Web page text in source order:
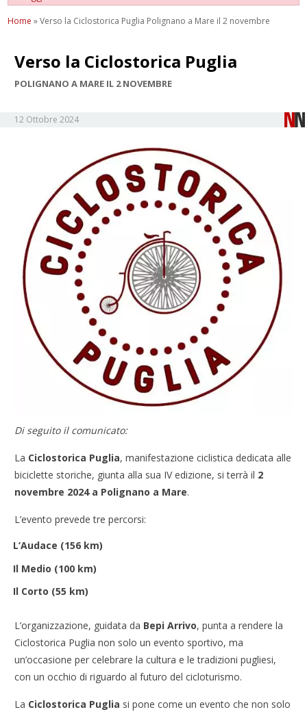
Home »Verso la Ciclostorica Puglia Polignano a Mare il 2 novembre
Verso la Ciclostorica Puglia
POLIGNANO A MARE IL 2 NOVEMBRE
12 Ottobre 2024
Di seguito il comunicato:
La Ciclostorica Puglia, manifestazione ciclistica dedicata alle
biciclette storiche, giunta alla sua IV edizione, si terrà il 2
novembre 2024 a Polignano a Mare.
L’evento prevede tre percorsi:
L’Audace (156 km)
Il Medio (100 km)
Il Corto (55 km)
L’organizzazione, guidata da Bepi Arrivo, punta a rendere la
Ciclostorica Puglia non solo un evento sportivo, ma
un’occasione per celebrare la cultura e le tradizioni pugliesi,
con un occhio di riguardo al futuro del cicloturismo.
La Ciclostorica Puglia si pone come un evento che non solo